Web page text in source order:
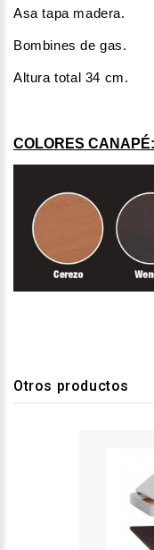
Asa tapa madera.
Bombines de gas.
Altura total 34 cm.
COLORES CANAPÉ:
Otros productos